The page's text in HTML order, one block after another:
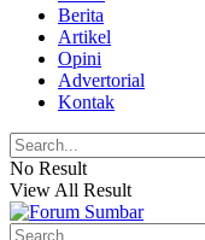
Berita
Artikel
Opini
Advertorial
Kontak
No Result
View All Result